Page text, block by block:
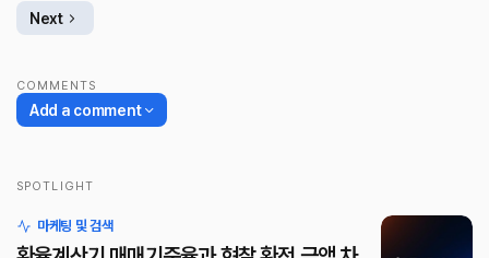
Next
COMMENTS
Add a comment
SPOTLIGHT
마케팅 및 검색